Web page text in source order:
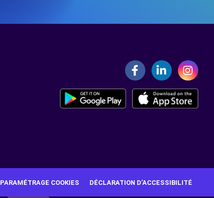
PARAMÉTRAGE COOKIES DÉCLARATION D’ACCESSIBILITÉ